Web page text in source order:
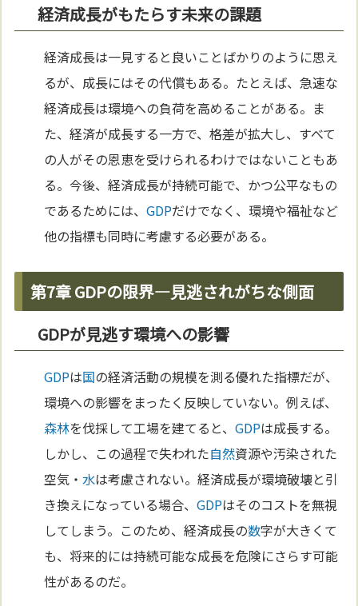
経済成長がもたらす未来の課題
経済成長は一見すると良いことばかりのように思え
るが、成長にはその代償もある。たとえば、急速な
経済成長は環境への負荷を高めることがある。ま
た、経済が成長する一方で、格差が拡大し、すべて
の人がその恩恵を受けられるわけではないこともあ
る。今後、経済成長が持続可能で、かつ公平なもの
であるためには、GDPだけでなく、環境や福祉など
他の指標も同時に考慮する必要がある。
第7章 GDPの限界—見逃されがちな側面
GDPが見逃す環境への影響
GDPは国の経済活動の規模を測る優れた指標だが、
環境への影響をまったく反映していない。例えば、
森林を伐採して工場を建てると、GDPは成長する。
しかし、この過程で失われた自然資源や汚染された
空気・水は考慮されない。経済成長が環境破壊と引
き換えになっている場合、GDPはそのコストを無視
してしまう。このため、経済成長の数字が大きくて
も、将来的には持続可能な成長を危険にさらす可能
性があるのだ。